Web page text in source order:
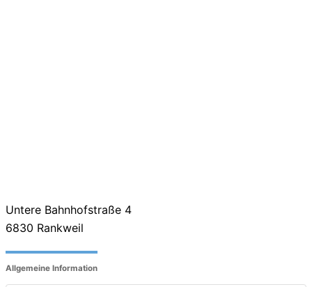
Untere Bahnhofstraße 4
6830 Rankweil
Allgemeine Information